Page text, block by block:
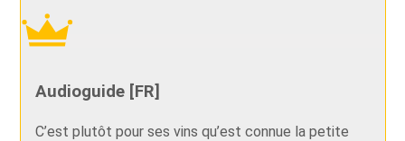
Audioguide [FR]
C’est plutôt pour ses vins qu’est connue la petite